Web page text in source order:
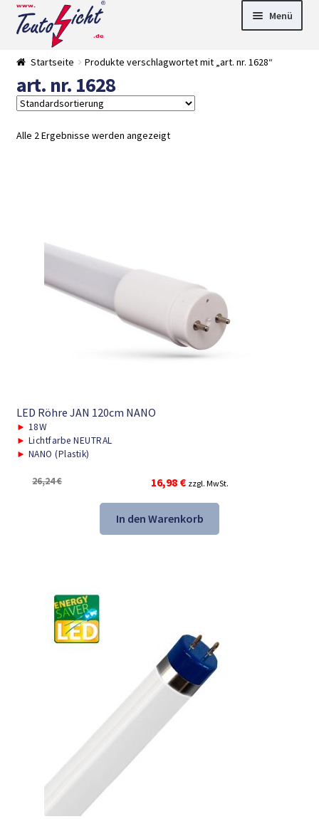
Zur
Navigation
springen
Springe
zum
Menü
►
Startseite Produkte verschlagwortet mit „art. nr. 1628“
art. nr. 1628
Alle 2 Ergebnisse werden angezeigt
LED Röhre JAN 120cm NANO
► 18W
► Lichtfarbe NEUTRAL
► NANO (Plastik)
26,24€
Ursprünglicher
Preis
war:
26,24 €
16,98 €Aktueller
Preis
ist:
16,98 €.
zzgl. MwSt.
In den Warenkorb